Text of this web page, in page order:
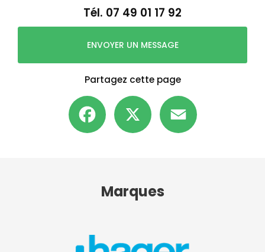
Tél. 07 49 01 17 92
ENVOYER UN MESSAGE
Partagez cette page
Facebook
Marques